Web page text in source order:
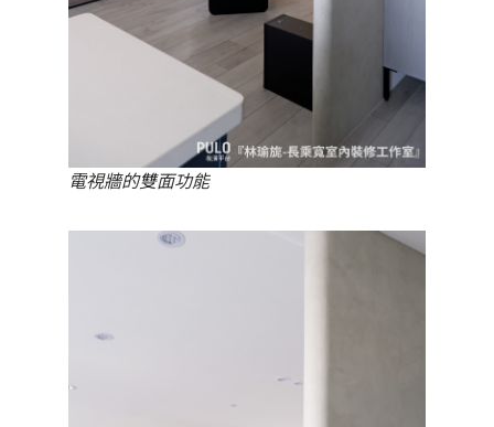
電視牆的雙面功能